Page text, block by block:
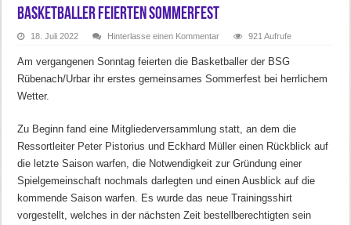
Basketballer feierten Sommerfest
18. Juli 2022 Hinterlasse einen Kommentar 921 Aufrufe
Am vergangenen Sonntag feierten die Basketballer der BSG
Rübenach/Urbar ihr erstes gemeinsames Sommerfest bei herrlichem
Wetter.
Zu Beginn fand eine Mitgliederversammlung statt, an dem die
Ressortleiter Peter Pistorius und Eckhard Müller einen Rückblick auf
die letzte Saison warfen, die Notwendigkeit zur Gründung einer
Spielgemeinschaft nochmals darlegten und einen Ausblick auf die
kommende Saison warfen. Es wurde das neue Trainingsshirt
vorgestellt, welches in der nächsten Zeit bestellberechtigten sein